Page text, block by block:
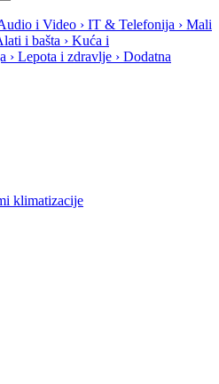
i Video › IT & Telefonija › Mali
i bašta › Kuća i
› Lepota i zdravlje › Dodatna
klimatizacije